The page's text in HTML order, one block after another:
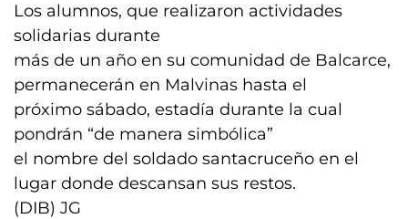
Los alumnos, que realizaron actividades
solidarias durante
más de un año en su comunidad de Balcarce,
permanecerán en Malvinas hasta el
próximo sábado, estadía durante la cual
pondrán “de manera simbólica”
el nombre del soldado santacruceño en el
lugar donde descansan sus restos.
(DIB) JG